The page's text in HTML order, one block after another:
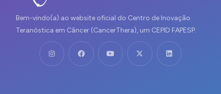
Bem-vindo(a) ao website oficial do Centro de Inovação
Teranóstica em Câncer (CancerThera), um CEPID FAPESP.